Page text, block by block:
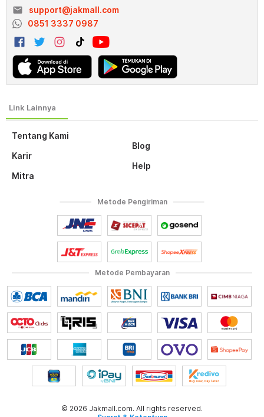
Tentang Kami
Karir
Mitra
Blog
Help
email
support@jakmall.com
0851 3337 0987
Metode Pembayaran
Metode Pengiriman
© 2026 Jakmall.com. All rights reserved.